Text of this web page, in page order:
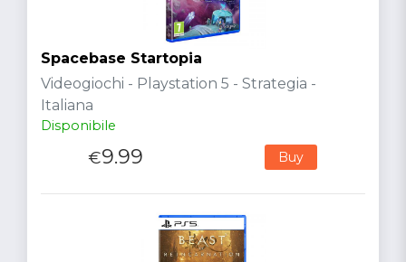
Spacebase Startopia
Videogiochi - Playstation 5 - Strategia -
Italiana
Disponibile
€9.99 Buy